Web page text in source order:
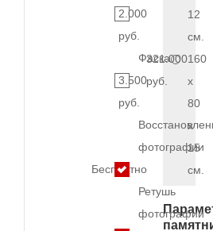
2.000
руб.
Фаска
3.500
руб.
фотографии
Бесплатно
Ретушь
фотографии
12
см.
321.000
руб.
160
x
80
x
15
см.